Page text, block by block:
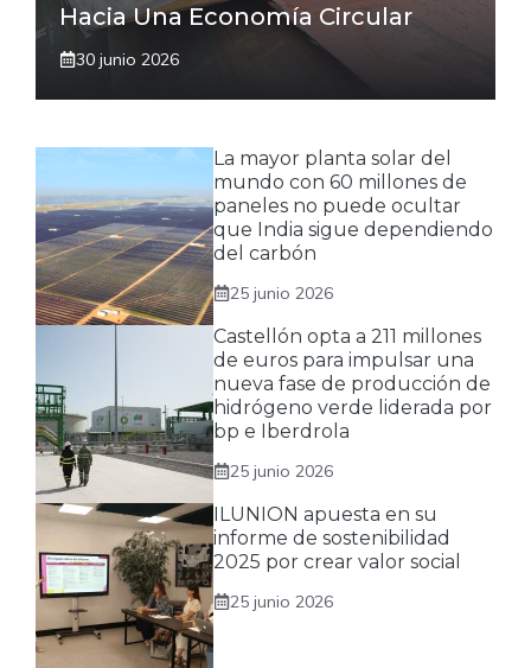
Hacia Una Economía Circular
30 junio 2026
La mayor planta solar del
mundo con 60 millones de
paneles no puede ocultar
que India sigue dependiendo
del carbón
25 junio 2026
Castellón opta a 211 millones
de euros para impulsar una
nueva fase de producción de
hidrógeno verde liderada por
bp e Iberdrola
25 junio 2026
ILUNION apuesta en su
informe de sostenibilidad
2025 por crear valor social
25 junio 2026